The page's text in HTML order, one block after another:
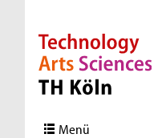
Direkt zur Hauptnavigation
Direkt zur Subnavigation
Direkt zum Inhalt
Direkt zum Fußbereich
Menü